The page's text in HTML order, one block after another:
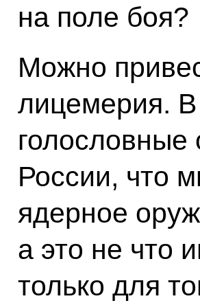
на поле боя?
Можно
лицемерия.
России, что
ядерное
а это не что
только для